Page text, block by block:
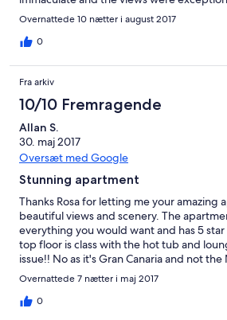
Overnattede 10 nætter i august 2017
0
Fra arkiv
10/10 Fremragende
Allan S.
30. maj 2017
Oversæt med Google
Stunning apartment
Thanks Rosa for letting me your amazing
beautiful views and scenery. The
everything you would want and has 5
top floor is class with the hot tub and
issue!! No as it's Gran Canaria and not
Rosa any sign of any UK channels for the
come back ....Yes Allan Saunders
Overnattede 7 nætter i maj 2017
0